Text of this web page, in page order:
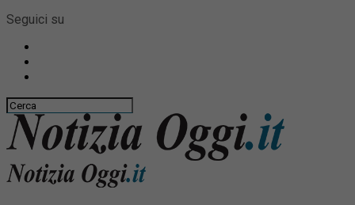
Seguici su